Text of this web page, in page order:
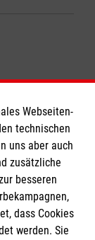
Webseiten-
technischen
uns aber auch
zusätzliche
besseren
dass Cookies
werden. Sie